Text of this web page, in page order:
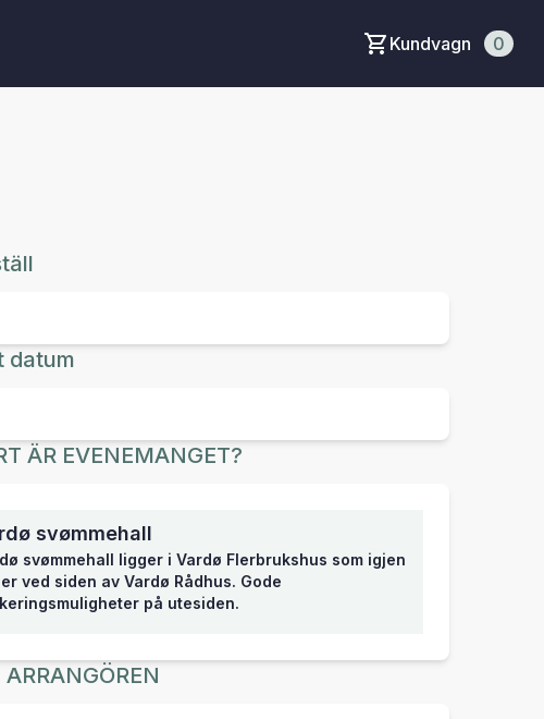
Kundvagn 0
datum
ÄR EVENEMANGET?
svømmehall
svømmehall ligger i Vardø Flerbrukshus som igjen
ved siden av Vardø Rådhus. Gode
på utesiden.
ARRANGÖREN